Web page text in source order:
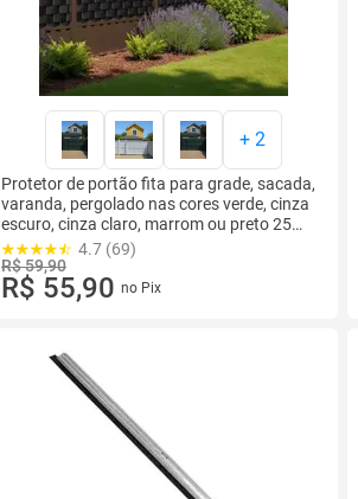
+ 2
Protetor de portão fita para grade, sacada,
varanda, pergolado nas cores verde, cinza
escuro, cinza claro, marrom ou preto 25
metros Gold Plant
4.7 (69)
R$ 59,90
R$ 55,90 no Pix